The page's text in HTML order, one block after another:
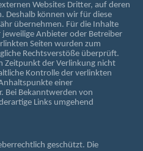
Websites Dritter, auf deren
Deshalb können wir für diese
übernehmen. Für die Inhalte
Anbieter oder Betreiber
Seiten wurden zum
Rechtsverstöße überprüft.
Zeitpunkt der Verlinkung nicht
Kontrolle der verlinkten
einer
Bei Bekanntwerden von
Links umgehend
geschützt. Die